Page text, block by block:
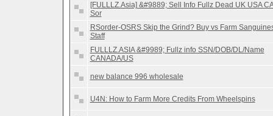
[FULLLZ.Asia] &#9889; Sell Info Fullz Dead UK USA
Sor
RSorder-OSRS Skip the Grind? Buy vs Farm
Staff
FULLLZ.ASIA &#9989; Fullz info SSN/DOB/DL/Name
CANADA/US
new balance 996 wholesale
U4N: How to Farm More Credits From Wheelspins